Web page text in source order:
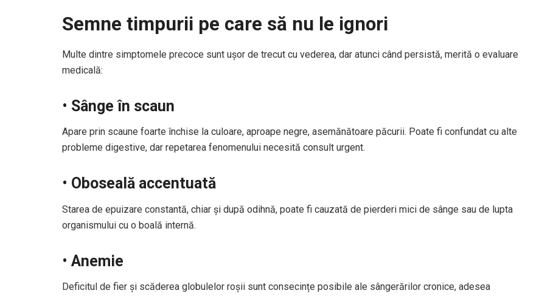
Semne timpurii pe care să nu le ignori
Multe dintre simptomele precoce sunt ușor de trecut cu vederea, dar atunci când persistă, merită o evaluare
medicală:
• Sânge în scaun
Apare prin scaune foarte închise la culoare, aproape negre, asemănătoare păcurii. Poate fi confundat cu alte
probleme digestive, dar repetarea fenomenului necesită consult urgent.
• Oboseală accentuată
Starea de epuizare constantă, chiar și după odihnă, poate fi cauzată de pierderi mici de sânge sau de lupta
organismului cu o boală internă.
• Anemie
Deficitul de fier și scăderea globulelor roșii sunt consecințe posibile ale sângerărilor cronice, adesea